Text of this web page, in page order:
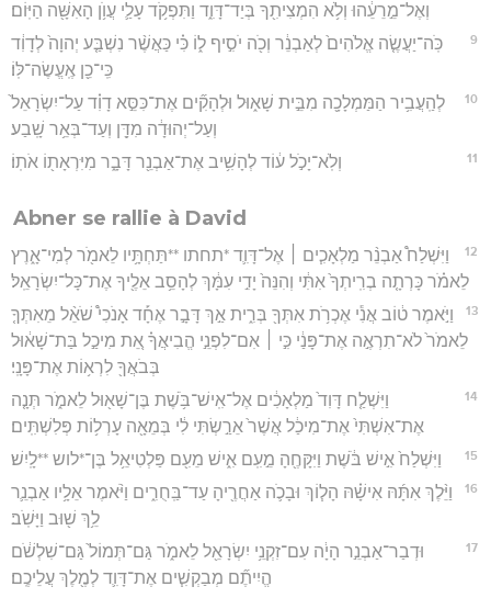
וְאֶל־מֵ֣רֵעֵ֔הוּ וְלֹ֥א הִמְצִיתִ֖ךָ בְּיַד־דָּוִ֑ד וַתִּפְקֹ֥ד עָלַ֛י עֲוֺ֥ן הָאִשָּׁ֖ה הַיּֽוֹם׃
9
כֹּֽה־יַעֲשֶׂ֤ה אֱלֹהִים֙ לְאַבְנֵ֔ר וְכֹ֖ה יֹסִ֣יף ל֑וֹ כִּ֗י כַּאֲשֶׁ֨ר נִשְׁבַּ֤ע יְהוָה֙ לְדָוִ֔ד
כִּֽי־כֵ֖ן אֶֽעֱשֶׂה־לּֽוֹ׃
10
לְהַֽעֲבִ֥יר הַמַּמְלָכָ֖ה מִבֵּ֣ית שָׁא֑וּל וּלְהָקִ֞ים אֶת־כִּסֵּ֣א דָוִ֗ד עַל־יִשְׂרָאֵל֙
וְעַל־יְהוּדָ֔ה מִדָּ֖ן וְעַד־בְּאֵ֥ר שָֽׁבַע׃
11 וְלֹֽא־יָכֹ֣ל ע֔וֹד לְהָשִׁ֥יב אֶת־אַבְנֵ֖ר דָּבָ֑ר מִיִּרְאָת֖וֹ אֹתֽוֹ׃
Abner se rallie à David
12
וַיִּשְׁלַח֩ אַבְנֵ֨ר מַלְאָכִ֧ים ׀ אֶל־דָּוִ֛ד *תחתו **תַּחְתָּ֥יו לֵאמֹ֖ר לְמִי־אָ֑רֶץ
לֵאמֹ֗ר כָּרְתָ֤ה בְרִֽיתְךָ֙ אִתִּ֔י וְהִנֵּה֙ יָדִ֣י עִמָּ֔ךְ לְהָסֵ֥ב אֵלֶ֖יךָ אֶת־כָּל־יִשְׂרָאֵֽל׃
13
וַיֹּ֣אמֶר ט֔וֹב אֲנִ֕י אֶכְרֹ֥ת אִתְּךָ֖ בְּרִ֑ית אַ֣ךְ דָּבָ֣ר אֶחָ֡ד אָנֹכִי֩ שֹׁאֵ֨ל מֵאִתְּךָ֤
לֵאמֹר֙ לֹא־תִרְאֶ֣ה אֶת־פָּנַ֔י כִּ֣י ׀ אִם־לִפְנֵ֣י הֱבִיאֲךָ֗ אֵ֚ת מִיכַ֣ל בַּת־שָׁא֔וּל
בְּבֹאֲךָ֖ לִרְא֥וֹת אֶת־פָּנָֽי׃
14
וַיִּשְׁלַ֤ח דָּוִד֙ מַלְאָכִ֔ים אֶל־אִֽישׁ־בֹּ֥שֶׁת בֶּן־שָׁא֖וּל לֵאמֹ֑ר תְּנָ֤ה
אֶת־אִשְׁתִּי֙ אֶת־מִיכַ֔ל אֲשֶׁר֙ אֵרַ֣שְׂתִּי לִ֔י בְּמֵאָ֖ה עָרְל֥וֹת פְּלִשְׁתִּֽים׃
15 וַיִּשְׁלַח֙ אִ֣ישׁ בֹּ֔שֶׁת וַיִּקָּחֶ֖הָ מֵ֣עִֽם אִ֑ישׁ מֵעִ֖ם פַּלְטִיאֵ֥ל בֶּן־*לוש **לָֽיִשׁ׃
16
וַיֵּ֨לֶךְ אִתָּ֜הּ אִישָׁ֗הּ הָל֧וֹךְ וּבָכֹ֛ה אַחֲרֶ֖יהָ עַד־בַּֽחֻרִ֑ים וַיֹּ֨אמֶר אֵלָ֥יו אַבְנֵ֛ר
לֵ֥ךְ שׁ֖וּב וַיָּשֹֽׁב׃
17
וּדְבַר־אַבְנֵ֣ר הָיָ֔ה עִם־זִקְנֵ֥י יִשְׂרָאֵ֖ל לֵאמֹ֑ר גַּם־תְּמוֹל֙ גַּם־שִׁלְשֹׁ֔ם
הֱיִיתֶ֞ם מְבַקְשִׁ֧ים אֶת־דָּוִ֛ד לְמֶ֖לֶךְ עֲלֵיכֶֽם׃